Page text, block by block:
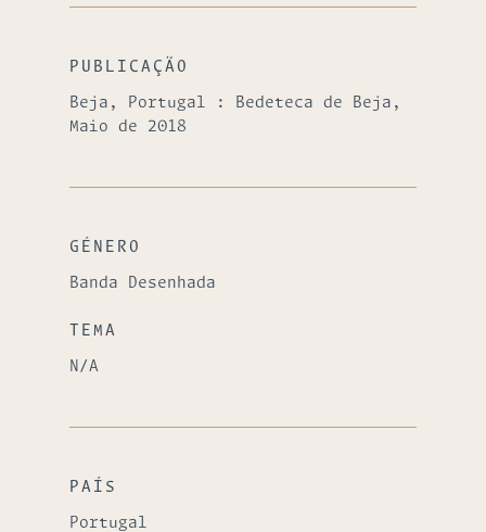
PUBLICAÇÃO
Beja, Portugal : Bedeteca de Beja,
Maio de 2018
GÉNERO
Banda Desenhada
TEMA
N/A
PAÍS
Portugal